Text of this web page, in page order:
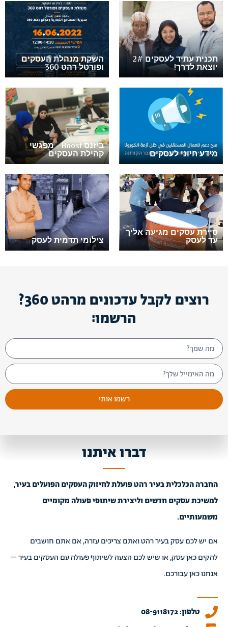
תכנית עתיד לעסקים 2#
יוצאת לדרך!
השקת מנהלת העסקים
ופורטל רהט 360
מידע חיוני לעסקים
ביזנס Boost - מפגשי
קהילת העסקים
סיירת עסקים מגיעה אליך
עד לעסק צילומי תדמית לעסק
רוצים לקבל עדכונים מרהט 360?
הרשמו:
רשמו אותי
דברו איתנו
החברה הכלכלית בעיר רהט פועלת לחיזוק העסקים הפועלים בעיר,
למשיכת עסקים חדשים וליצירת שיתופי פעולה מקומיים
משמעותיים.
אם יש לכם עסק בעיר רהט ואתם צריכים עזרה, אם אתם חושבים
להקים כאן עסק, או שיש לכם הצעה לשיתוף פעולה עם העסקים בעיר –
אנחנו כאן עבורכם.
טלפון: 08-9118172